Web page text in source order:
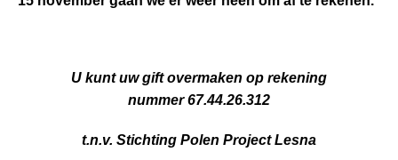
U kunt uw gift overmaken op rekening
nummer 67.44.26.312
t.n.v. Stichting Polen Project Lesna